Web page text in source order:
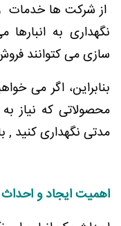
از شرکت ها خدمات
نگهداری به
سازی می کتوانند
بنابراین، اگر می
محصولاتی که نیاز
مدتی نگهداری کنید ,
اهمیت ایجاد و